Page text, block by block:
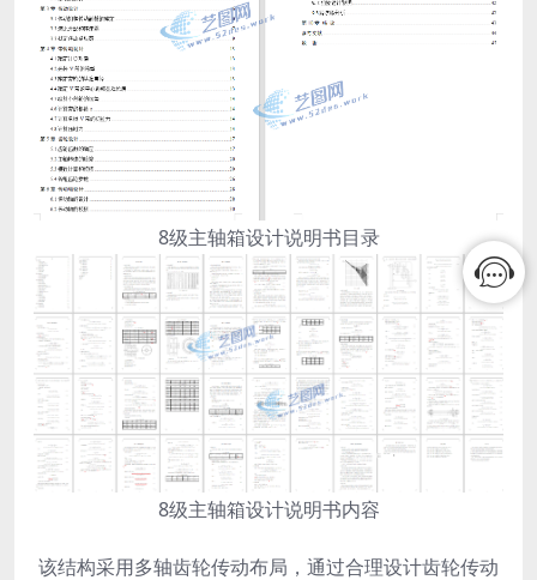
8级主轴箱设计说明书目录
8级主轴箱设计说明书内容
该结构采用多轴齿轮传动布局，通过合理设计齿轮传动